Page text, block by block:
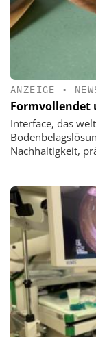
ANZEIGE •
Formvollendet
Interface, das
Nachhaltigkeit,